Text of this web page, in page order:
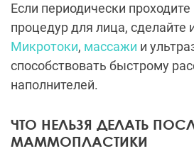
Если периодически
процедур для лица, сделайте
Микротоки, массажи и
способствовать быстрому
наполнителей.
ЧТО НЕЛЬЗЯ ДЕЛАТЬ
МАММОПЛАСТИКИ